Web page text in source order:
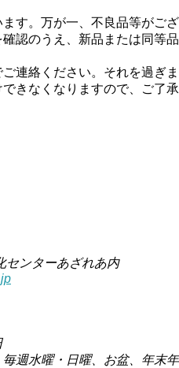
す。万が一、不良品等がござ
認のうえ、新品または同等品
連絡ください。それを過ぎま
きなくなりますので、ご了承
ンターあざれあ内
週水曜・日曜、お盆、年末年